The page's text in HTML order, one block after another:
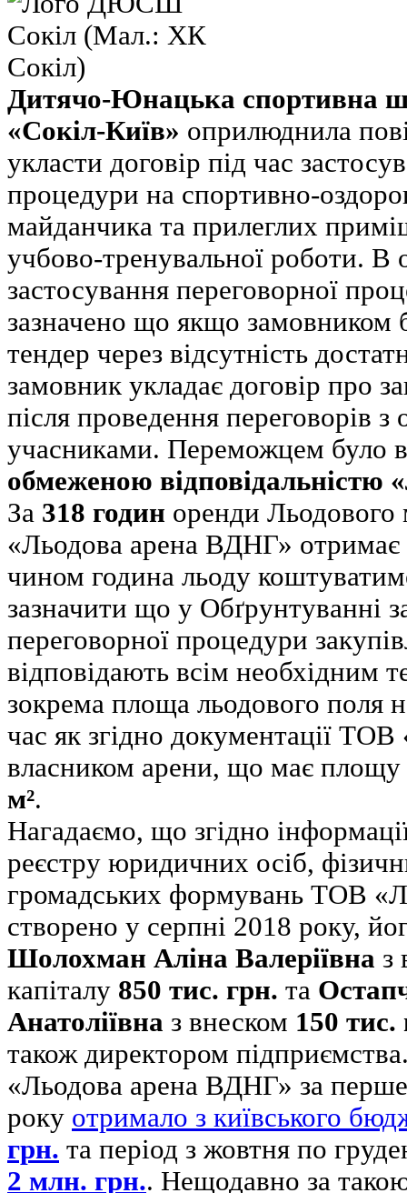
Дитячо-Юнацька спортивна
«Сокіл-Київ» оприлюднила
укласти договір під час
процедури на спортивно-
майданчика та прилеглих
учбово-тренувальної роботи. В
застосування переговорної
зазначено що якщо замовником
тендер через відсутність
замовник укладає договір про
після проведення переговорів
учасниками. Переможцем було
обмеженою
За 318 годин оренди
«Льодова арена ВДНГ» отримає
чином година льоду
зазначити що у Обґрунтуванні
переговорної процедури
відповідають всім необхідним
зокрема площа льодового поля
час як згідно документації
власником арени, що має площу
м².
Нагадаємо, що згідно
реєстру юридичних осіб,
громадських формувань ТОВ
створено у серпні 2018 року,
Шолохман Аліна Валеріївна з
капіталу 850 тис. грн. та
Анатоліївна з внеском 150 тис.
також директором
«Льодова арена ВДНГ» за перше
року отримало з київського
грн. та період з жовтня по
2 млн. грн.. Нещодавно за